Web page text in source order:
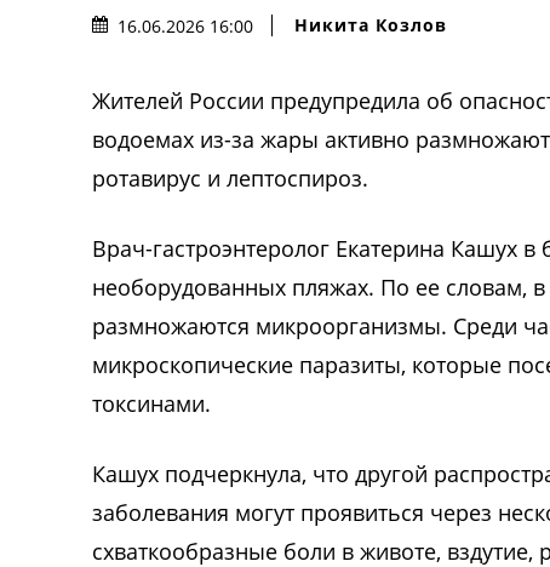
16.06.2026 16:00 Никита Козлов
Жителей России предупредила об
водоемах из-за жары активно
ротавирус и лептоспироз.
Врач-гастроэнтеролог Екатерина Кашух в
необорудованных пляжах. По ее словам,
размножаются микроорганизмы. Среди
микроскопические паразиты, которые
токсинами.
Кашух подчеркнула, что другой
заболевания могут проявиться через
схваткообразные боли в животе,